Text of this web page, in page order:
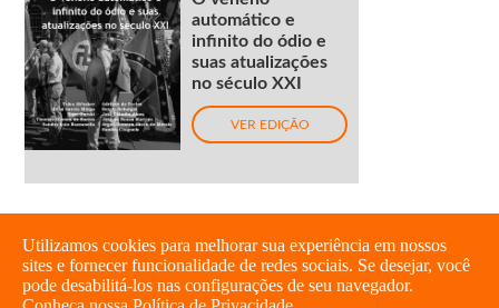
automático e
infinito do ódio e
suas atualizações
no século XXI
VER EDIÇÃO
Utilizamos cookies para melhorar sua experiência em nossos
sites e fornecer funcionalidade de redes sociais. Se desejar, você
pode desabilitá-los nas configurações de seu navegador.